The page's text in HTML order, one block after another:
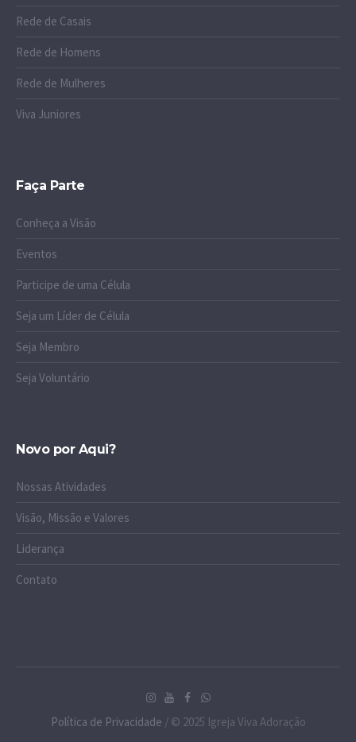
Rede de Casais
Rede de Homens
Rede de Mulheres
Viva Juniores
Faça Parte
Conheça a Visão
Eventos
Participe de uma Célula
Seja um Líder de Célula
Seja Membro
Seja Voluntário
Novo por Aqui?
Nossas Atividades
Visão, Missão e Valores
Liderança
Contato
Política de Privacidade / © 2025 Igreja Viva Adoração